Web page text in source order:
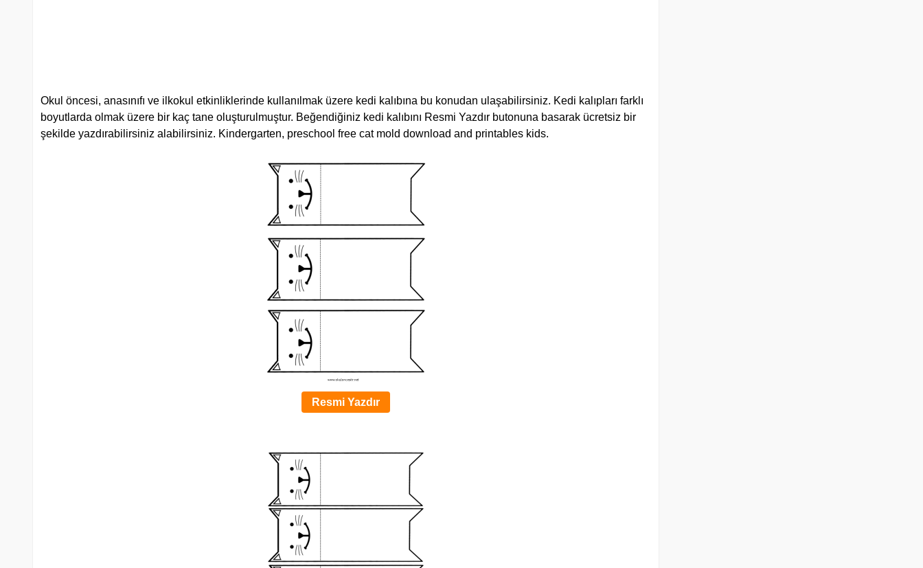
Okul öncesi, anasınıfı ve ilkokul etkinliklerinde kullanılmak üzere kedi kalıbına bu konudan ulaşabilirsiniz. Kedi kalıpları farklı
boyutlarda olmak üzere bir kaç tane oluşturulmuştur. Beğendiğiniz kedi kalıbını Resmi Yazdır butonuna basarak ücretsiz bir
şekilde yazdırabilirsiniz alabilirsiniz. Kindergarten, preschool free cat mold download and printables kids.
Resmi Yazdır